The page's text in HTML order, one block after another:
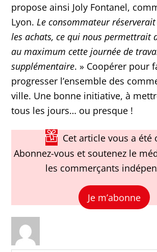
propose ainsi Joly Fontanel,
Lyon.Le consommateur
les achats, ce qui nous permettrait
au maximum cette journée de
supplémentaire. » Coopérer pour
progresser l’ensemble des
ville. Une bonne initiative, à
tous les jours… ou presque !
Cet article vous a été
Abonnez-vous et soutenez le
les commerçants
Je m’abonne